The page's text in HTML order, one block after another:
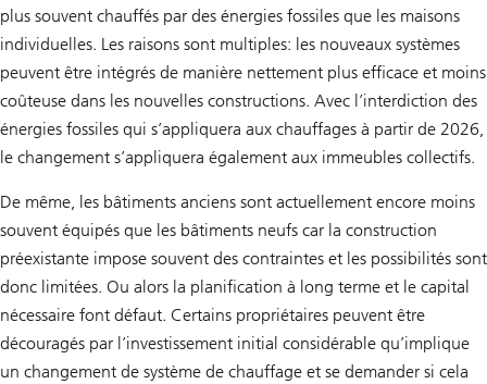
plus souvent chauffés par des énergies fossiles que les maisons
individuelles. Les raisons sont multiples: les nouveaux systèmes
peuvent être intégrés de manière nettement plus efficace et moins
coûteuse dans les nouvelles constructions. Avec l’interdiction des
énergies fossiles qui s’appliquera aux chauffages à partir de 2026,
le changement s’appliquera également aux immeubles collectifs.
De même, les bâtiments anciens sont actuellement encore moins
souvent équipés que les bâtiments neufs car la construction
préexistante impose souvent des contraintes et les possibilités sont
donc limitées. Ou alors la planification à long terme et le capital
nécessaire font défaut. Certains propriétaires peuvent être
découragés par l’investissement initial considérable qu’implique
un changement de système de chauffage et se demander si cela